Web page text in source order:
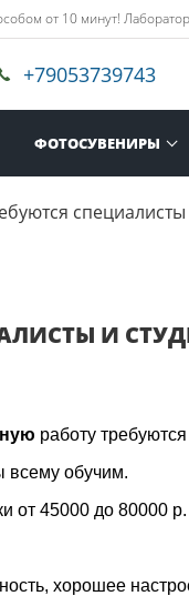
от 10 минут!
+79053739743
ФОТОСУВЕНИРЫ
И
работу
всему обучим.
от 45000 до 80000 р.
хорошее